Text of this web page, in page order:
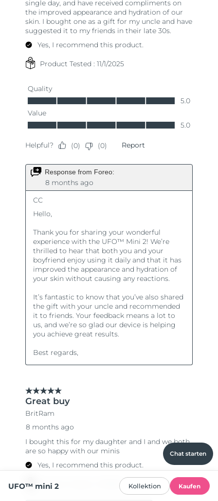
Chat starten
UFO™ mini 2 Kollektion Kaufen